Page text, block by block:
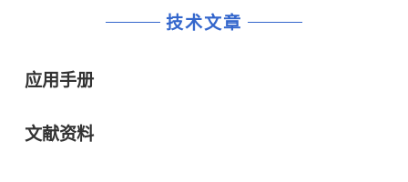
技术文章
应用手册
文献资料